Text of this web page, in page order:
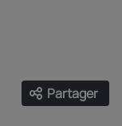
Partager
Ouvrir